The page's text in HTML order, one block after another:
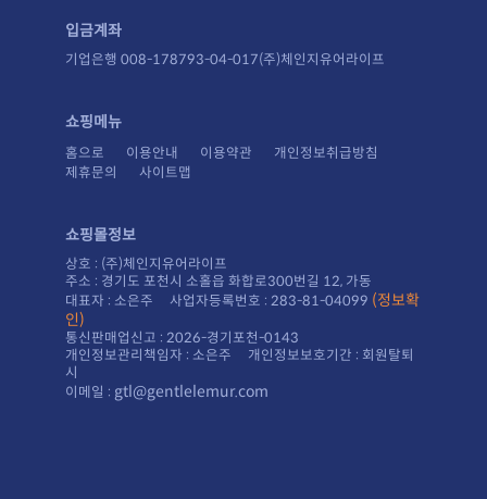
입금계좌
기업은행 008-178793-04-017(주)체인지유어라이프
쇼핑메뉴
홈으로 이용안내 이용약관
개인정보취급방침
제휴문의
사이트맵
쇼핑몰정보
상호 : (주)체인지유어라이프
주소 : 경기도 포천시 소홀읍 화합로300번길 12, 가동
대표자 : 소은주 사업자등록번호 : 283-81-04099
인)
통신판매업신고 : 2026-경기포천-0143
시
이메일 : gtl@gentlelemur.com